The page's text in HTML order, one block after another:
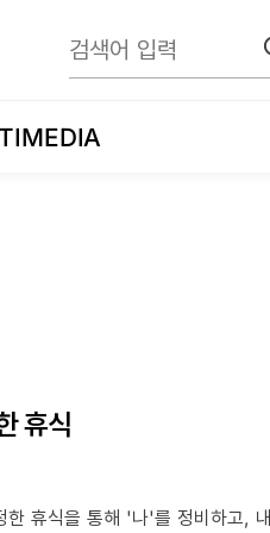
휴식
한 휴식을 통해 '나'를 정비하고, 내